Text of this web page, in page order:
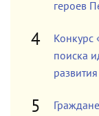
героев
Конкурс
поиска
развития